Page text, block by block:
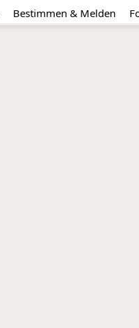
Bestimmen & Melden